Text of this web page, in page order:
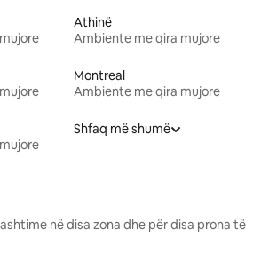
Athinë
Ambiente me qira mujore
Montreal
Ambiente me qira mujore
Shfaq më shumë
në disa zona dhe për disa prona të